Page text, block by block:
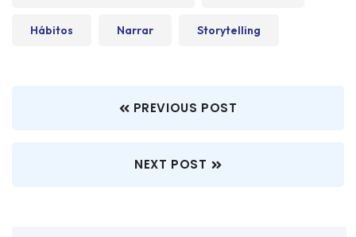
Hábitos Narrar Storytelling
PREVIOUS POST
NEXT POST